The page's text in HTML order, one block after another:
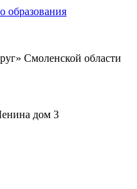
Смоленской области
дом 3